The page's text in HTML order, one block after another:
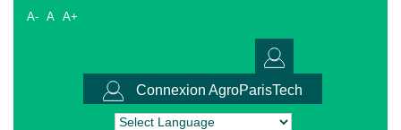
A- A A+
Connexion AgroParisTech